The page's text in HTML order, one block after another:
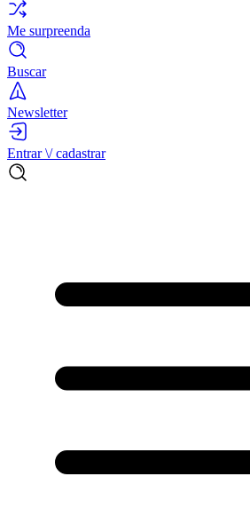
Me surpreenda
Buscar
Newsletter
Entrar \/ cadastrar